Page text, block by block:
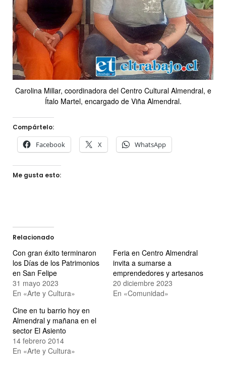
Carolina Millar, coordinadora del Centro Cultural Almendral, e
Ítalo Martel, encargado de Viña Almendral.
Compártelo:
Facebook X WhatsApp
Me gusta esto:
Relacionado
Con gran éxito terminaron
los Días de los Patrimonios
en San Felipe
31 mayo 2023
En «Arte y Cultura»
Feria en Centro Almendral
invita a sumarse a
emprendedores y artesanos
20 diciembre 2023
En «Comunidad»
Cine en tu barrio hoy en
Almendral y mañana en el
sector El Asiento
14 febrero 2014
En «Arte y Cultura»